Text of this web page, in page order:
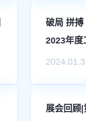
破局 拼搏
2023年度
展会回顾|